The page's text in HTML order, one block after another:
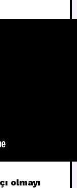
olmayı